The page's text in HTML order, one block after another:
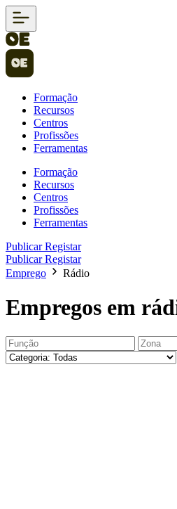
Formação
Recursos
Centros
Profissões
Ferramentas
Formação
Recursos
Centros
Profissões
Ferramentas
PublicarRegistar
PublicarRegistar
Emprego
Rádio
Empregos em